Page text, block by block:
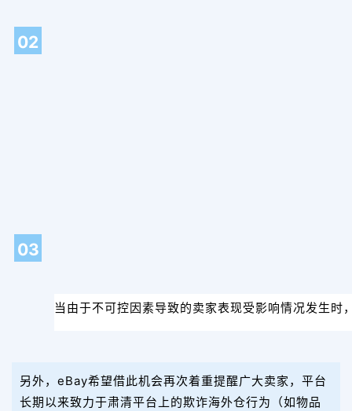
02
03
当由于不可控因素导致的卖家表现受影响情况发生
另外，eBay希望借此机会再次着重提醒广大卖家，平台
长期以来致力于肃清平台上的欺诈海外仓行为（如物品